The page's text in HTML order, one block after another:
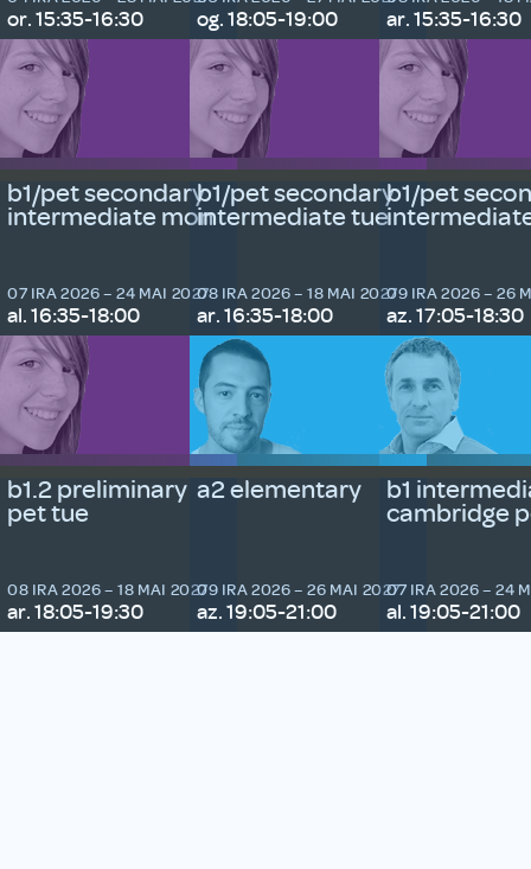
or. 15:35-16:30 og. 18:05-19:00 ar. 15:35-16:30
b1/pet secondary
intermediate mon
07 IRA 2026 – 24 MAI 2027
al. 16:35-18:00
b1/pet secondary
intermediate tue
08 IRA 2026 – 18 MAI 2027
ar. 16:35-18:00
b1/pet
09 IRA 2026 – 26
az. 17:05-18:30
b1.2 preliminary
pet tue
08 IRA 2026 – 18 MAI 2027
ar. 18:05-19:30
a2 elementary
09 IRA 2026 – 26 MAI 2027
az. 19:05-21:00
b1
cambridge
07 IRA 2026 – 24
al. 19:05-21:00